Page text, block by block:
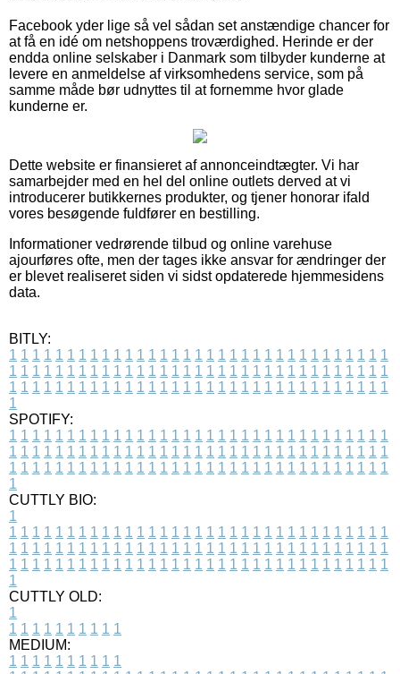
Facebook yder lige så vel sådan set anstændige chancer for
at få en idé om netshoppens troværdighed. Herinde er der
endda online selskaber i Danmark som tilbyder kunderne at
levere en anmeldelse af virksomhedens service, som på
samme måde bør udnyttes til at fornemme hvor glade
kunderne er.
Dette website er finansieret af annonceindtægter. Vi har
samarbejder med en hel del online outlets derved at vi
introducerer butikkernes produkter, og tjener honorar ifald
vores besøgende fuldfører en bestilling.
Informationer vedrørende tilbud og online varehuse
ajourføres ofte, men der tages ikke ansvar for ændringer der
er blevet realiseret siden vi sidst opdaterede hjemmesidens
data.
BITLY:
1 1 1 1 1 1 1 1 1 1 1 1 1 1 1 1 1 1 1 1 1 1 1 1 1 1 1 1 1 1 1 1 1
1 1 1 1 1 1 1 1 1 1 1 1 1 1 1 1 1 1 1 1 1 1 1 1 1 1 1 1 1 1 1 1 1
1 1 1 1 1 1 1 1 1 1 1 1 1 1 1 1 1 1 1 1 1 1 1 1 1 1 1 1 1 1 1 1 1
1
SPOTIFY:
1 1 1 1 1 1 1 1 1 1 1 1 1 1 1 1 1 1 1 1 1 1 1 1 1 1 1 1 1 1 1 1 1
1 1 1 1 1 1 1 1 1 1 1 1 1 1 1 1 1 1 1 1 1 1 1 1 1 1 1 1 1 1 1 1 1
1 1 1 1 1 1 1 1 1 1 1 1 1 1 1 1 1 1 1 1 1 1 1 1 1 1 1 1 1 1 1 1 1
1
CUTTLY BIO:
1
1 1 1 1 1 1 1 1 1 1 1 1 1 1 1 1 1 1 1 1 1 1 1 1 1 1 1 1 1 1 1 1 1
1 1 1 1 1 1 1 1 1 1 1 1 1 1 1 1 1 1 1 1 1 1 1 1 1 1 1 1 1 1 1 1 1
1 1 1 1 1 1 1 1 1 1 1 1 1 1 1 1 1 1 1 1 1 1 1 1 1 1 1 1 1 1 1 1 1
1
CUTTLY OLD:
1
1 1 1 1 1 1 1 1 1 1
MEDIUM:
1 1 1 1 1 1 1 1 1 1